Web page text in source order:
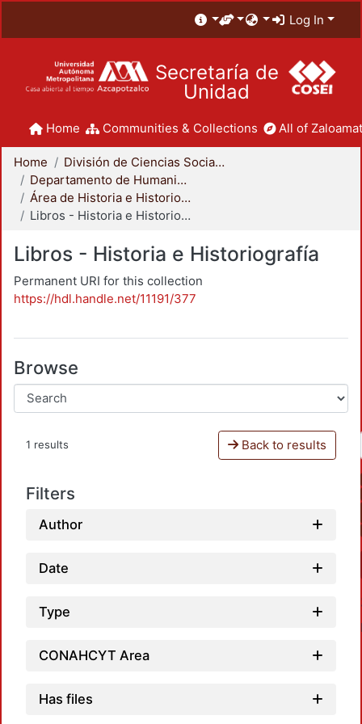
Log In
Secretaría de
Unidad
Home Communities & Collections All of
Home
División de Ciencias Sociales y Humanidades
Departamento de Humanidades
Área de Historia e Historiografía
Libros - Historia e Historiografía
Libros - Historia e Historiografía
Permanent URI for this collection
https://hdl.handle.net/11191/377
Browse
1 results Back to results
Filters
Author
Date
Type
CONAHCYT Area
Has files